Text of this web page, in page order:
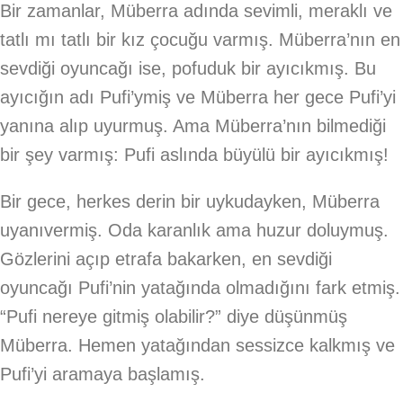
Bir zamanlar, Müberra adında sevimli, meraklı ve
tatlı mı tatlı bir kız çocuğu varmış. Müberra’nın en
sevdiği oyuncağı ise, pofuduk bir ayıcıkmış. Bu
ayıcığın adı Pufi’ymiş ve Müberra her gece Pufi’yi
yanına alıp uyurmuş. Ama Müberra’nın bilmediği
bir şey varmış: Pufi aslında büyülü bir ayıcıkmış!
Bir gece, herkes derin bir uykudayken, Müberra
uyanıvermiş. Oda karanlık ama huzur doluymuş.
Gözlerini açıp etrafa bakarken, en sevdiği
oyuncağı Pufi’nin yatağında olmadığını fark etmiş.
“Pufi nereye gitmiş olabilir?” diye düşünmüş
Müberra. Hemen yatağından sessizce kalkmış ve
Pufi’yi aramaya başlamış.